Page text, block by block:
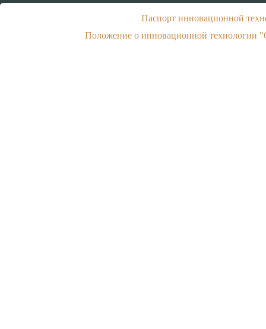
Паспорт инновационной
Положение о инновационной технологии